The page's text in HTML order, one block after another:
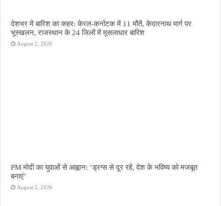
देशभर में बारिश का कहर: केरल-कर्नाटक में 11 मौतें, केदारनाथ मार्ग पर
भूस्खलन, राजस्थान के 24 जिलों में मूसलाधार बारिश
August 2, 2026
PM मोदी का युवाओं से आह्वान: ‘ड्रग्स से दूर रहें, देश के भविष्य को मजबूत
बनाएं’
August 2, 2026